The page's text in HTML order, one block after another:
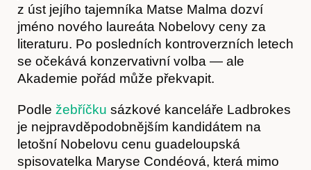
z úst jejího tajemníka Matse Malma dozví
jméno nového laureáta Nobelovy ceny za
literaturu. Po posledních kontroverzních letech
se očekává konzervativní volba — ale
Akademie pořád může překvapit.
Podle žebříčku sázkové kanceláře Ladbrokes
je nejpravděpodobnějším kandidátem na
letošní Nobelovu cenu guadeloupská
spisovatelka Maryse Condéová, která mimo